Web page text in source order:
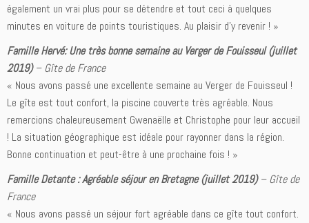
également un vrai plus pour se détendre et tout ceci à quelques
minutes en voiture de points touristiques. Au plaisir d’y revenir ! »
Famille Hervé: Une très bonne semaine au Verger de Fouisseul (juillet
2019)–Gîte de France
« Nous avons passé une excellente semaine au Verger de Fouisseul !
Le gîte est tout confort, la piscine couverte très agréable. Nous
remercions chaleureusement Gwenaëlle et Christophe pour leur accueil
! La situation géographique est idéale pour rayonner dans la région.
Bonne continuation et peut-être à une prochaine fois ! »
Famille Detante : Agréable séjour en Bretagne (juillet 2019)–Gîte de
France
« Nous avons passé un séjour fort agréable dans ce gîte tout confort.